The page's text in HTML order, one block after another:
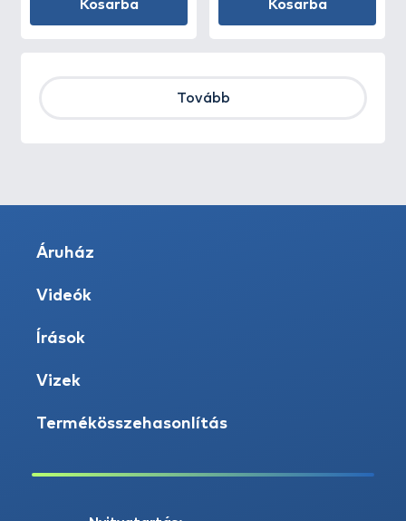
Kosárba Kosárba
Tovább
Áruház
Videók
Írások
Vizek
Termékösszehasonlítás